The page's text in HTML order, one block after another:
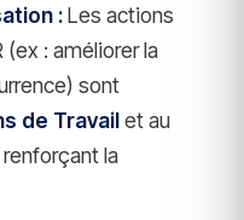
:Les actions
(ex : améliorer la
sont
de Travailet au
renforçant la